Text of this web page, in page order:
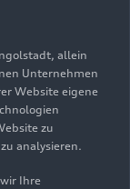
allein
Unternehmen
Website eigene
zu
analysieren.
Ihre